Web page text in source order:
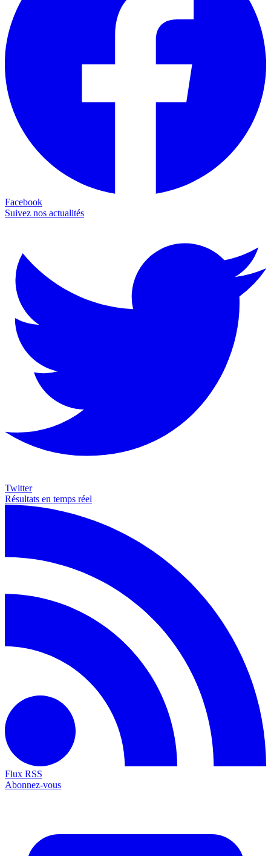
Facebook
Suivez nos actualités
Twitter
Résultats en temps réel
Flux RSS
Abonnez-vous